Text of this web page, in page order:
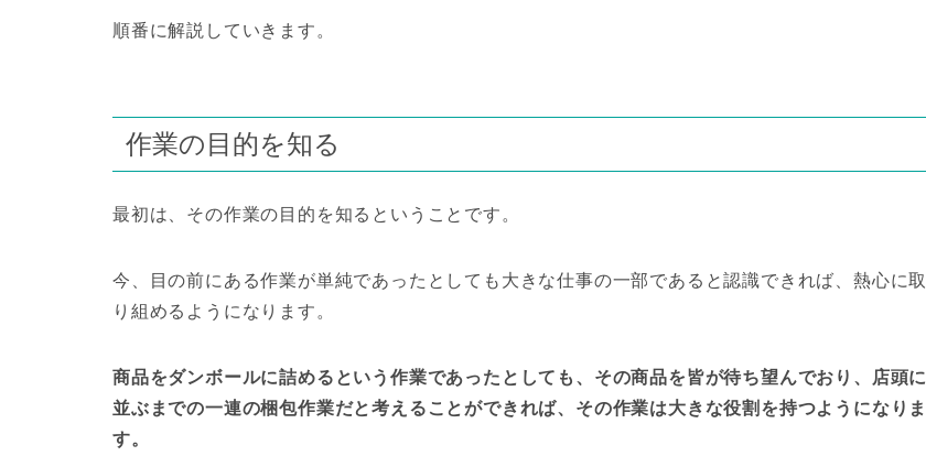
順番に解説していきます。
作業の目的を知る
最初は、その作業の目的を知るということです。
今、目の前にある作業が単純であったとしても大きな仕事の一部であると認識できれば、熱心に取
り組めるようになります。
商品をダンボールに詰めるという作業であったとしても、その商品を皆が待ち望んでおり、店頭に
並ぶまでの一連の梱包作業だと考えることができれば、その作業は大きな役割を持つようになりま
す。